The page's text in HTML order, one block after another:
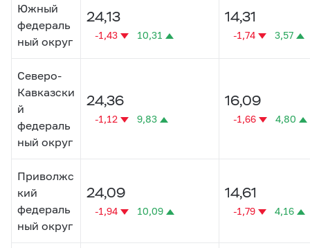
Южный
федераль
ный округ
24,13
-1,43 10,31
14,31
-1,74 3,57
Северо-
Кавказски
й
федераль
ный округ
24,36
-1,12 9,83
16,09
-1,66 4,80
Приволжс
кий
федераль
ный округ
24,09
-1,94 10,09
14,61
-1,79 4,16